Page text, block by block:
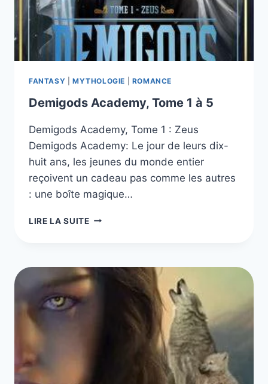
FANTASY MYTHOLOGIE ROMANCE
Demigods Academy, Tome 1 à 5
Demigods Academy, Tome 1 : Zeus
Demigods Academy: Le jour de leurs dix-
huit ans, les jeunes du monde entier
reçoivent un cadeau pas comme les autres
: une boîte magique…
LIRE LA SUITEDEMIGODS
À
5